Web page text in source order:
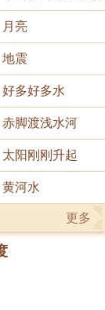
月亮
地震
好多好多水
赤脚渡浅水河
太阳刚刚升起
黄河水
更多